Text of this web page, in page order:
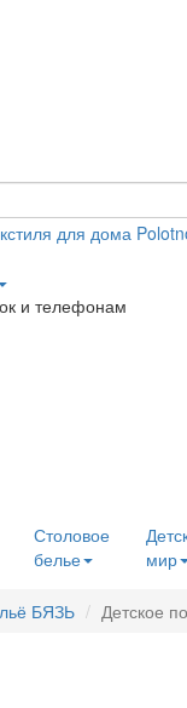
и телефонам
Столовое
белье
мир
БЯЗЬ Детское